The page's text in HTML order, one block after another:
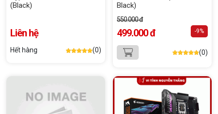
(Black)
Liên hệ
Hết hàng (0)
Black)
550.000 đ
499.000 đ -9%
(0)